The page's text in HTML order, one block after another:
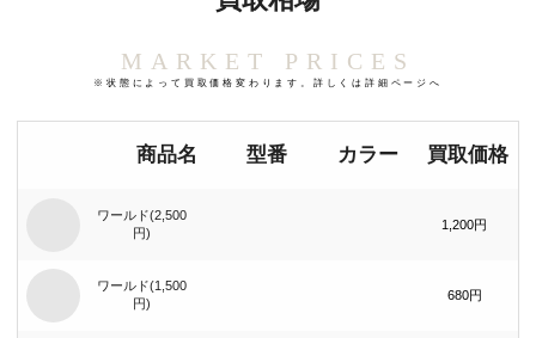
MARKET PRICES
※状態によって買取価格変わります。詳しくは詳細ページへ
商品名 型番 カラー 買取価格
ワールド(2,500
円)
1,200円
ワールド(1,500
円)
680円